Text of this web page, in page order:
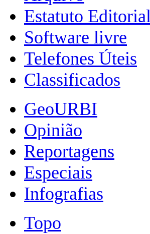
Estatuto Editorial
Software livre
Telefones Úteis
Classificados
GeoURBI
Opinião
Reportagens
Especiais
Infografias
Topo